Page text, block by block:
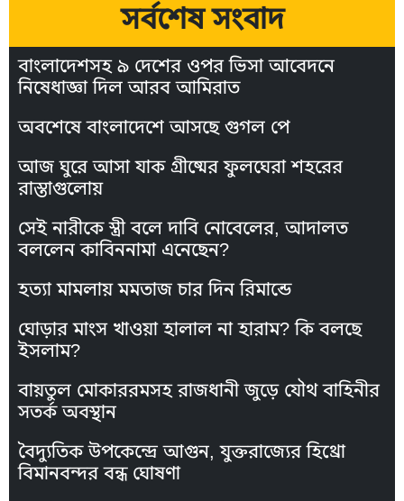
সর্বশেষ সংবাদ
বাংলাদেশসহ ৯ দেশের ওপর ভিসা আবেদনে
নিষেধাজ্ঞা দিল আরব আমিরাত
অবশেষে বাংলাদেশে আসছে গুগল পে
আজ ঘুরে আসা যাক গ্রীষ্মের ফুলঘেরা শহরের
রাস্তাগুলোয়
সেই নারীকে স্ত্রী বলে দাবি নোবেলের, আদালত
বললেন কাবিননামা এনেছেন?
হত্যা মামলায় মমতাজ চার দিন রিমান্ডে
ঘোড়ার মাংস খাওয়া হালাল না হারাম? কি বলছে
ইসলাম?
বায়তুল মোকাররমসহ রাজধানী জুড়ে যৌথ বাহিনীর
সতর্ক অবস্থান
বৈদ্যুতিক উপকেন্দ্রে আগুন, যুক্তরাজ্যের হিথ্রো
বিমানবন্দর বন্ধ ঘোষণা